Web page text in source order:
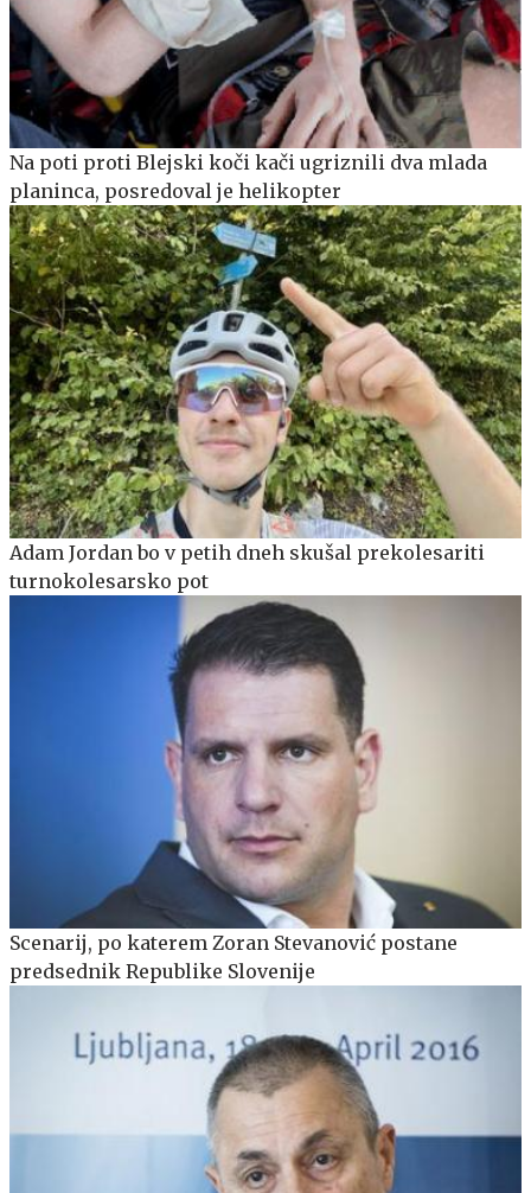
Na poti proti Blejski koči kači ugriznili dva mlada
planinca, posredoval je helikopter
Adam Jordan bo v petih dneh skušal prekolesariti
turnokolesarsko pot
Scenarij, po katerem Zoran Stevanović postane
predsednik Republike Slovenije